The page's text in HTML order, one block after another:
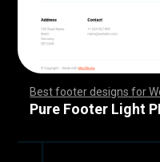
Best footer designs for
,,,,,,,,,,,,,,,,,,,,,,,,,,,
,,,,,,,,,,,,,,,,,,,,,,,,,,,
,,,,,,,,
Pure Footer Light